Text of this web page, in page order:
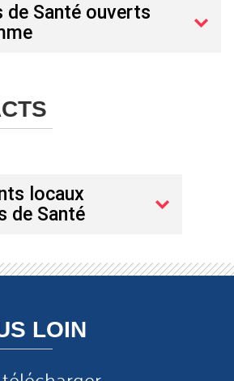
de Santé ouverts
locaux
de Santé
LOIN